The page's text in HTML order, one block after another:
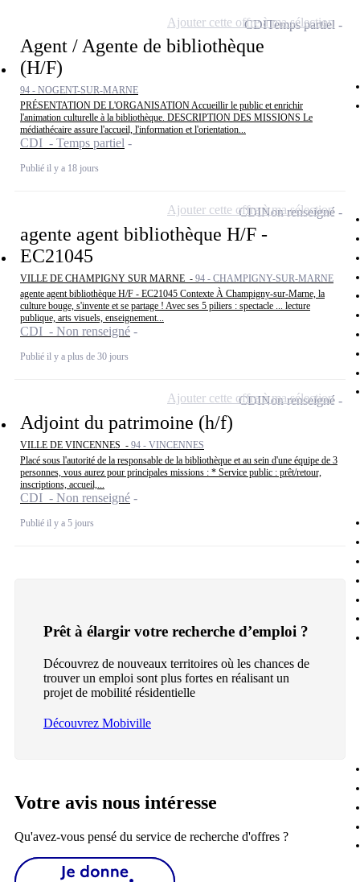
Agent / Agente de bibliothèque
(H/F)
94 - NOGENT-SUR-MARNE
PRÉSENTATION DE L'ORGANISATION Accueillir le public et enrichir
l'animation culturelle à la bibliothèque. DESCRIPTION DES MISSIONS Le
médiathécaire assure l'accueil, l'information et l'orientation...
CDI - Temps partiel
Publié il y a 18 jours
CDITemps partiel
Ajouter cette offre à ma sélection
agente agent bibliothèque H/F -
EC21045
VILLE DE CHAMPIGNY SUR MARNE - 94 - CHAMPIGNY-SUR-MARNE
agente agent bibliothèque H/F - EC21045 Contexte À Champigny-sur-Marne, la
culture bouge, s'invente et se partage ! Avec ses 5 piliers : spectacle ... lecture
publique, arts visuels, enseignement...
CDI - Non renseigné
Publié il y a plus de 30 jours
CDINon renseigné
Ajouter cette offre à ma sélection
Adjoint du patrimoine (h/f)
VILLE DE VINCENNES - 94 - VINCENNES
Placé sous l'autorité de la responsable de la bibliothèque et au sein d'une équipe de 3
personnes, vous aurez pour principales missions : * Service public : prêt/retour,
inscriptions, accueil,...
CDI - Non renseigné
Publié il y a 5 jours
CDINon renseigné
Ajouter cette offre à ma sélection
Prêt à élargir votre recherche d’emploi ?
Découvrez de nouveaux territoires où les chances de
trouver un emploi sont plus fortes en réalisant un
projet de mobilité résidentielle
Découvrez Mobiville
Votre avis nous intéresse
Qu'avez-vous pensé du service de recherche d'offres ?